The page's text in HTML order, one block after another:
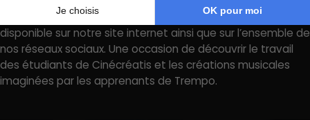
Le court-métrageEntre deux regards
sera prochainement
disponible sur notre site internet ainsi que sur l’ensemble de
nos réseaux sociaux. Une occasion de découvrir le travail
des étudiants de Cinécréatis et les créations musicales
imaginées par les apprenants de Trempo.